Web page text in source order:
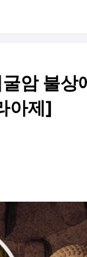
암 불상
아제]